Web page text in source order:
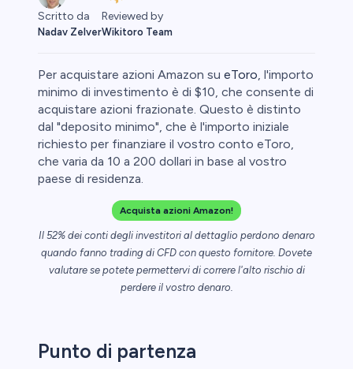
Scritto da
Nadav Zelver
Reviewed by
Wikitoro Team
Per acquistare azioni Amazon su eToro, l'importo
minimo di investimento è di $10, che consente di
acquistare azioni frazionate. Questo è distinto
dal "deposito minimo", che è l'importo iniziale
richiesto per finanziare il vostro conto eToro,
che varia da 10 a 200 dollari in base al vostro
paese di residenza.
Acquista azioni Amazon!
Il 52% dei conti degli investitori al dettaglio perdono denaro
quando fanno trading di CFD con questo fornitore. Dovete
valutare se potete permettervi di correre l'alto rischio di
perdere il vostro denaro.
Punto di partenza